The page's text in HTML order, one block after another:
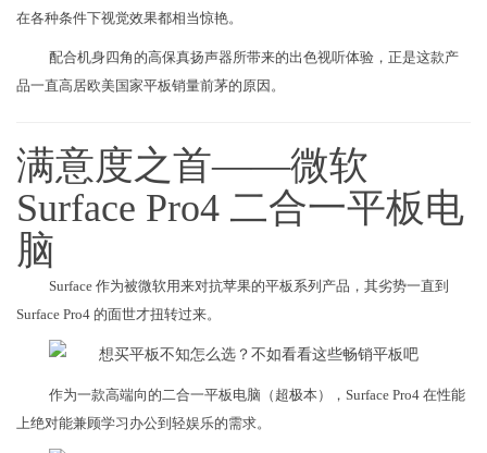
在各种条件下视觉效果都相当惊艳。
配合机身四角的高保真扬声器所带来的出色视听体验，正是这款产
品一直高居欧美国家平板销量前茅的原因。
满意度之首——微软
Surface Pro4 二合一平板电
脑
Surface 作为被微软用来对抗苹果的平板系列产品，其劣势一直到
Surface Pro4 的面世才扭转过来。
作为一款高端向的二合一平板电脑（超极本），Surface Pro4 在性能
上绝对能兼顾学习办公到轻娱乐的需求。